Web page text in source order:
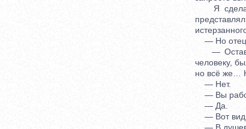
Я сделал
— Но
— Оставь,
человеку,
но всё же…
— Нет.
— Вы
— Да.
— Вот